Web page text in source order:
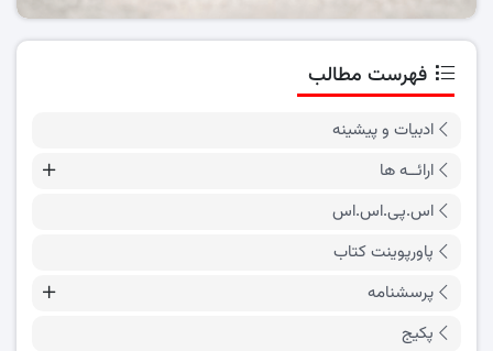
فهرست مطالب
ادبیات و پیشینه
ارائــه ها
اس.پی.اس.اس
پاورپوینت کتاب
پرسشنامه
پکیج